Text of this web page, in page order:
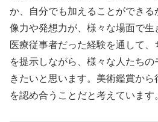
か、自分でも加えることができ
像力や発想力が、様々な場面で
医療従事者だった経験を通して
を提示しながら、様々な人たち
きたいと思います。美術鑑賞か
を認め合うことだと考えています